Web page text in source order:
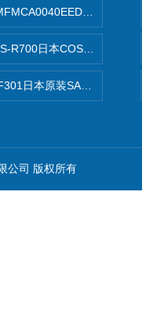
H日本
R700日本COSMO科斯莫
日本原装SANAI三爱旋
公司 版权所有